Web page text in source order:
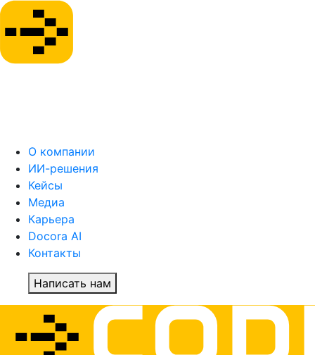
О компании
ИИ-решения
Кейсы
Медиа
Карьера
Docora AI
Контакты
Написать нам